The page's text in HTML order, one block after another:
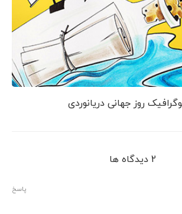
روز جهانی دریانوردی
2 دیدگاه ها
پاسخ